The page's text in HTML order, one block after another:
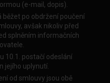
(e-mail, dopis).
běžet po obdržení poučení
avšak nikoliv před
splněním informačních
10.1. postačí odeslání
jejího uplynutí.
od smlouvy jsou obě